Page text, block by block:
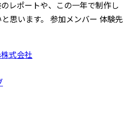
レポートや、この一年で制作し
思います。 参加メンバー 体験先
式会社